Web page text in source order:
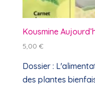
Kousmine
5,00 €
Dossier :
des plantes